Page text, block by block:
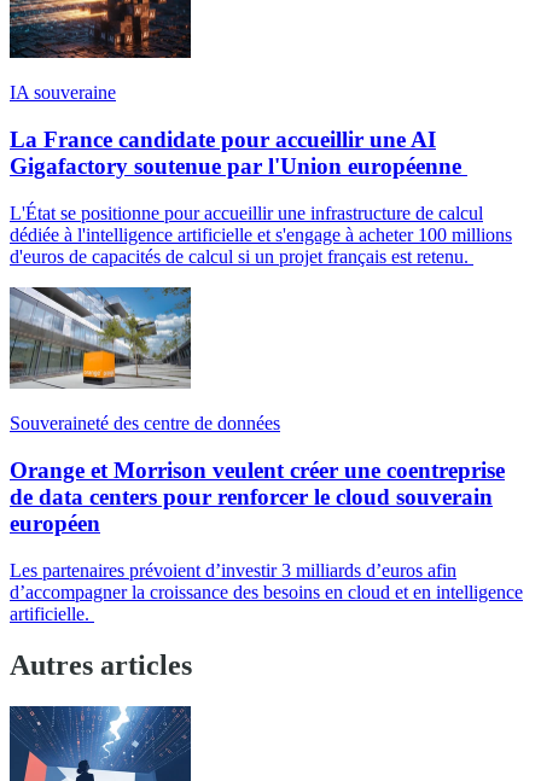
IA souveraine
La France candidate pour accueillir une AI
Gigafactory soutenue par l'Union européenne
L'État se positionne pour accueillir une infrastructure de calcul
dédiée à l'intelligence artificielle et s'engage à acheter 100 millions
d'euros de capacités de calcul si un projet français est retenu.
Souveraineté des centre de données
Orange et Morrison veulent créer une coentreprise
de data centers pour renforcer le cloud souverain
européen
Les partenaires prévoient d’investir 3 milliards d’euros afin
d’accompagner la croissance des besoins en cloud et en intelligence
artificielle.
Autres articles